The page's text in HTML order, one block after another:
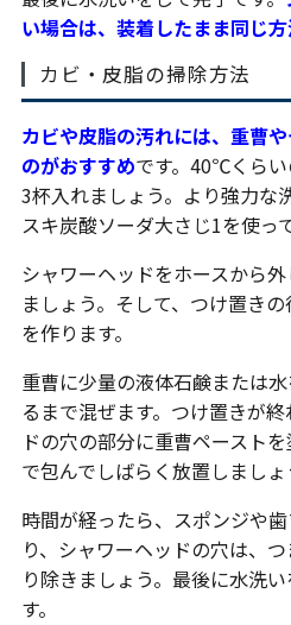
い場合は、装着したまま同じ方
カビ・皮脂の掃除方法
カビや皮脂の汚れには、重曹
のがおすすめです。40℃くら
3杯入れましょう。より強力な
スキ炭酸ソーダ大さじ1を使っ
シャワーヘッドをホースから
ましょう。そして、つけ置き
を作ります。
重曹に少量の液体石鹸または
るまで混ぜます。つけ置きが
ドの穴の部分に重曹ペースト
で包んでしばらく放置しましょ
時間が経ったら、スポンジや
り、シャワーヘッドの穴は、
り除きましょう。最後に水洗
す。